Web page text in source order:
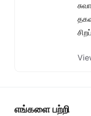
எங்களை பற்றி